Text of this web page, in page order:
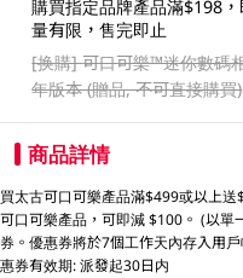
購買指定品牌產品滿$198
量有限，售完即止
[换購]可口可樂™️迷你數碼
年版本 (贈品, 不可直接購買)
商品詳情
買太古可口可樂產品滿$499或以上
可口可樂產品，可即減 $100。 (以單
券。優惠券將於7個工作天內存入用
惠券有效期: 派發起30日内